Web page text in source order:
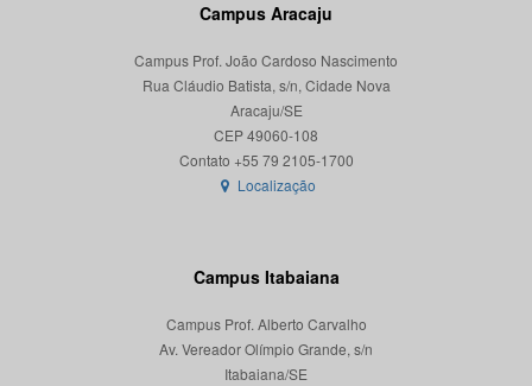
Campus Aracaju
Campus Prof. João Cardoso Nascimento
Rua Cláudio Batista, s/n, Cidade Nova
Aracaju/SE
CEP 49060-108
Localização
Campus Itabaiana
Campus Prof. Alberto Carvalho
Av. Vereador Olímpio Grande, s/n
Itabaiana/SE